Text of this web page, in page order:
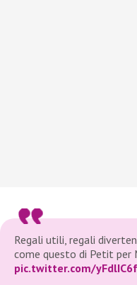
Regali utili, regali
come questo di Petit per
pic.twitter.com/